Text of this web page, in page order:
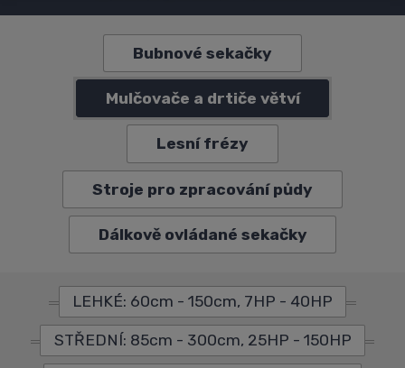
Bubnové sekačky
Mulčovače a drtiče větví
Lesní frézy
Stroje pro zpracování půdy
Dálkově ovládané sekačky
LEHKÉ: 60cm - 150cm, 7HP - 40HP
STŘEDNÍ: 85cm - 300cm, 25HP - 150HP